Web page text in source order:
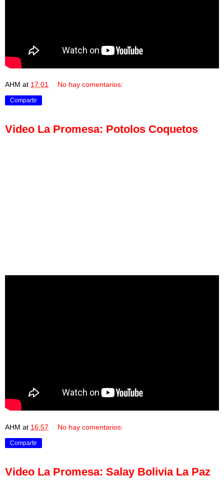
AHM at 17:01 No hay comentarios:
Compartir
Video La Promesa: Potolos Coquetos
AHM at 16:57 No hay comentarios:
Compartir
Video La Promesa: Salay Bolivia La Paz